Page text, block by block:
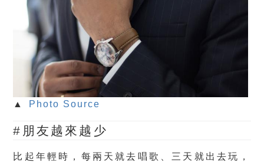
▲ Photo Source
#朋友越來越少
比起年輕時，每兩天就去唱歌、三天就出去玩，